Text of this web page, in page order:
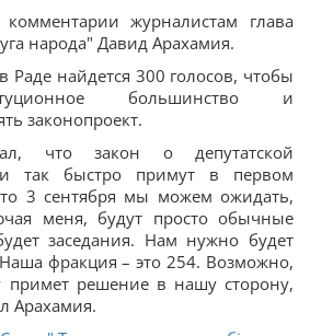
журналистам глава
народа" Давид Арахамия.
Раде найдется 300 голосов, чтобы
большинство и
законопроект.
что закон о депутатской
так быстро примут в первом
3 сентября мы можем ожидать,
меня, будут просто обычные
заседания. Нам нужно будет
фракция – это 254. Возможно,
примет решение в нашу сторону,
Арахамия.